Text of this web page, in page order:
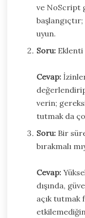
ve NoScript
uyun.
Soru:
Cevap:
verin;
tutmak da
Soru: Bir
bırakmalı
Cevap:
dışında,
açık tutmak